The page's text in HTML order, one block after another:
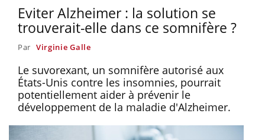
Eviter Alzheimer : la solution se
trouverait-elle dans ce somnifère ?
Par Virginie Galle
Le suvorexant, un somnifère autorisé aux
États-Unis contre les insomnies, pourrait
potentiellement aider à prévenir le
développement de la maladie d'Alzheimer.